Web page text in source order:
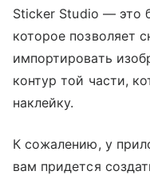
Sticker Studio — это
которое позволяет
импортировать
контур той части,
наклейку.
К сожалению, у
вам придется